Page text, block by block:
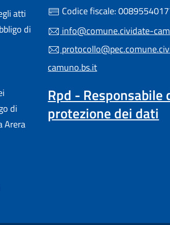
atti
di
di
Arera
Codice fiscale:
info@comune.cividate-
camuno.bs.it
Rpd - Responsabile
protezione dei dati